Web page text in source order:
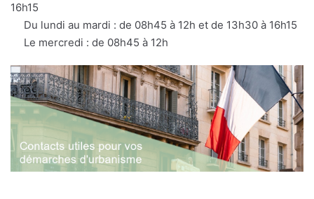
16h15
Du lundi au mardi : de 08h45 à 12h et de 13h30 à 16h15
Le mercredi : de 08h45 à 12h